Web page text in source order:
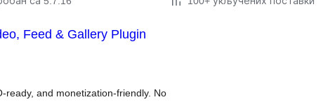
Feed & Gallery Plugin
ready, and monetization-friendly. No